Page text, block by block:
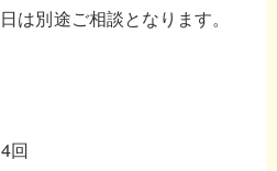
は別途ご相談となります。
4回